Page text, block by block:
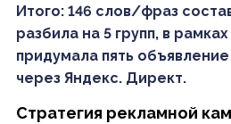
Итого: 146 слов/фраз
разбила на 5 групп, в
придумала пять
через Яндекс. Директ.
Стратегия рекламной